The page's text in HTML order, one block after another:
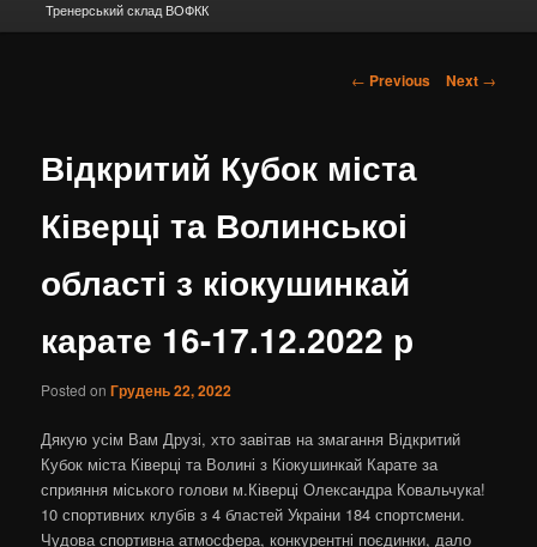
Тренерський склад ВОФКК
Post navigation
← Previous Next →
Відкритий Кубок міста
Ківерці та Волинськоі
області з кіокушинкай
карате 16-17.12.2022 р
Posted onГрудень 22, 2022
Дякую усім Вам Друзі, хто завітав на змагання Відкритий
Кубок міста Ківерці та Волині з Кіокушинкай Карате за
сприяння міського голови м.Ківерці Олександра Ковальчука!
10 спортивних клубів з 4 бластей Украіни 184 спортсмени.
Чудова спортивна атмосфера, конкурентні поєдинки, дало